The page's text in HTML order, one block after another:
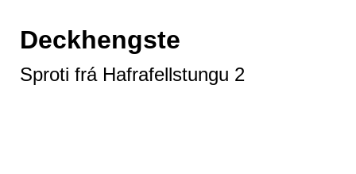
Deckhengste
Sproti frá Hafrafellstungu 2